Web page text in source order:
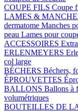
COUPE FILS Coupe
LAMES &
dermatome Manches
peau Lames pour
ACCESSOIRES
ERLENMEYERS
col large
BÉCHERS Béchers,
ÉPROUVETTES
BALLONS Ballons à
volumétriques
BOUTEILLES DE